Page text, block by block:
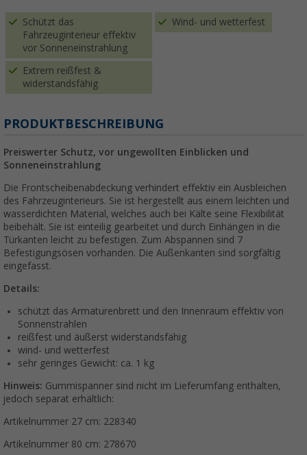
Schützt das
Fahrzeuginterieur effektiv
vor Sonneneinstrahlung
Wind- und wetterfest
Extrem reißfest &
widerstandsfähig
PRODUKTBESCHREIBUNG
Preiswerter Schutz, vor ungewollten Einblicken und
Sonneneinstrahlung
Die Frontscheibenabdeckung verhindert effektiv ein Ausbleichen
des Fahrzeuginterieurs. Sie ist hergestellt aus einem leichten und
wasserdichten Material, welches auch bei Kälte seine Flexibilität
beibehält. Sie ist einteilig gearbeitet und durch Einhängen in die
Türkanten leicht zu befestigen. Zum Abspannen sind 7
Befestigungsösen vorhanden. Die Außenkanten sind sorgfältig
eingefasst.
Details:
schützt das Armaturenbrett und den Innenraum effektiv von
Sonnenstrahlen
reißfest und äußerst widerstandsfähig
wind- und wetterfest
sehr geringes Gewicht: ca. 1 kg
Hinweis: Gummispanner sind nicht im Lieferumfang enthalten,
jedoch separat erhältlich:
Artikelnummer 27 cm: 228340
Artikelnummer 80 cm: 278670